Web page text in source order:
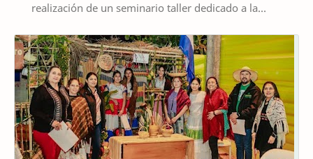
realización de un seminario taller dedicado a la